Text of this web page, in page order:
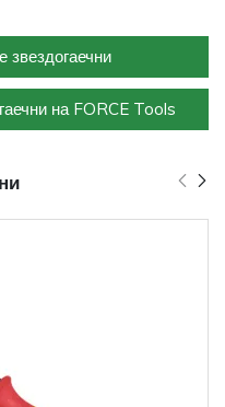
на FORCE Tools